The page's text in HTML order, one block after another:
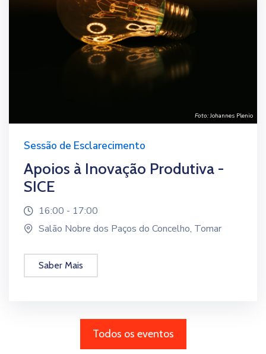
Foto:Johannes Plenio
Sessão de Esclarecimento
Apoios à Inovação Produtiva -
SICE
16:00 - 17:00
Salão Nobre dos Paços do Concelho, Tomar
Saber Mais
Todos os eventos